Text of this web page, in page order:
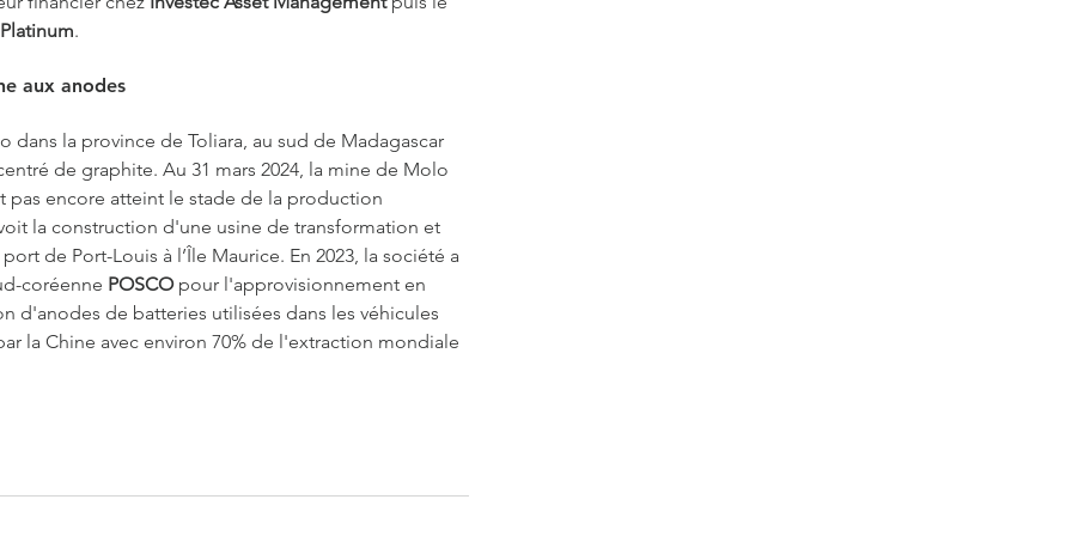
.
aux anodes
la province de Toliara, au sud de Madagascar
de graphite. Au 31 mars 2024, la mine de Molo
pas encore atteint le stade de la production
la construction d'une usine de transformation et
de Port-Louis à l’Île Maurice. En 2023, la société a
coréenne POSCO pour l'approvisionnement en
d'anodes de batteries utilisées dans les véhicules
la Chine avec environ 70% de l'extraction mondiale